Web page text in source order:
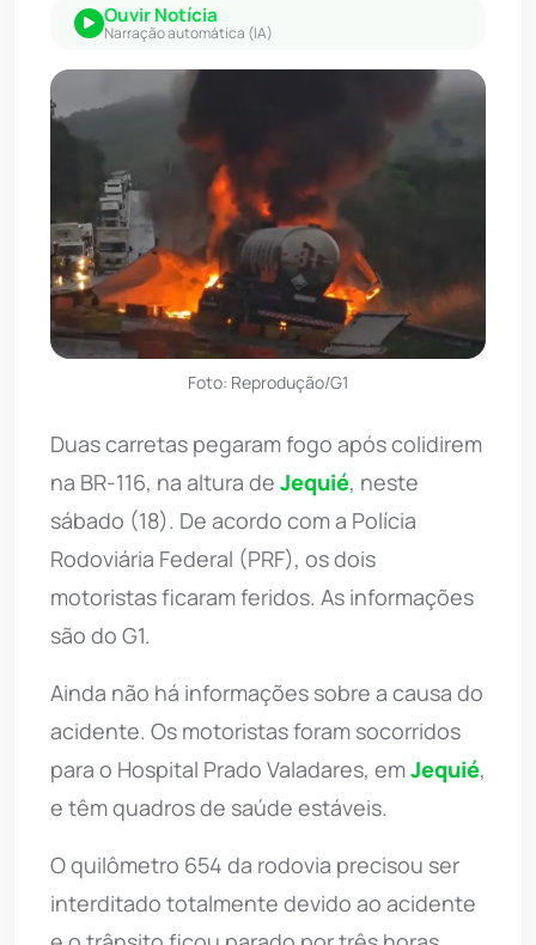
Ouvir Notícia
Narração automática (IA)
Foto: Reprodução/G1
Duas carretas pegaram fogo após colidirem
na BR-116, na altura de Jequié, neste
sábado (18). De acordo com a Polícia
Rodoviária Federal (PRF), os dois
motoristas ficaram feridos. As informações
são do G1.
Ainda não há informações sobre a causa do
acidente. Os motoristas foram socorridos
para o Hospital Prado Valadares, emJequié,
e têm quadros de saúde estáveis.
O quilômetro 654 da rodovia precisou ser
interditado totalmente devido ao acidente